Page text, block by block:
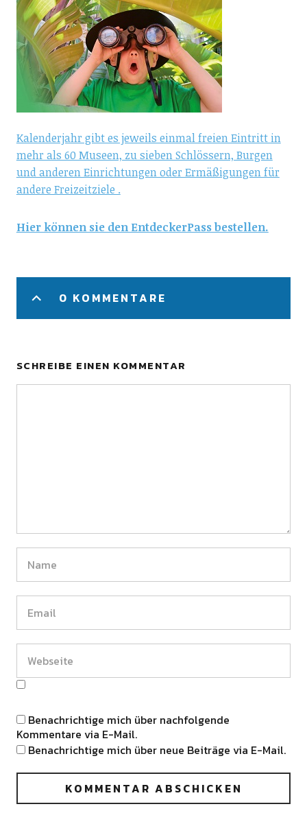
Kalenderjahr gibt es jeweils einmal freien Eintritt in
mehr als 60 Museen, zu sieben Schlössern, Burgen
und anderen Einrichtungen oder Ermäßigungen für
andere Freizeitziele .
Hier können sie den EntdeckerPass bestellen.
0 KOMMENTARE
SCHREIBE EINEN KOMMENTAR
Benachrichtige mich über nachfolgende
Kommentare via E-Mail.
Benachrichtige mich über neue Beiträge via E-Mail.